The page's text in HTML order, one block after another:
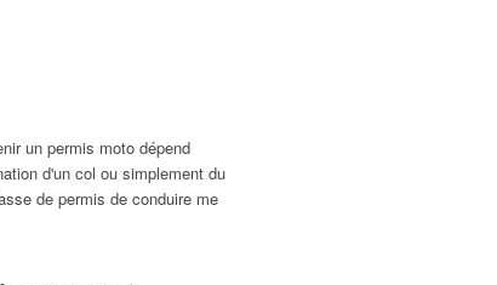
un permis moto dépend
d'un col ou simplement du
de permis de conduire me